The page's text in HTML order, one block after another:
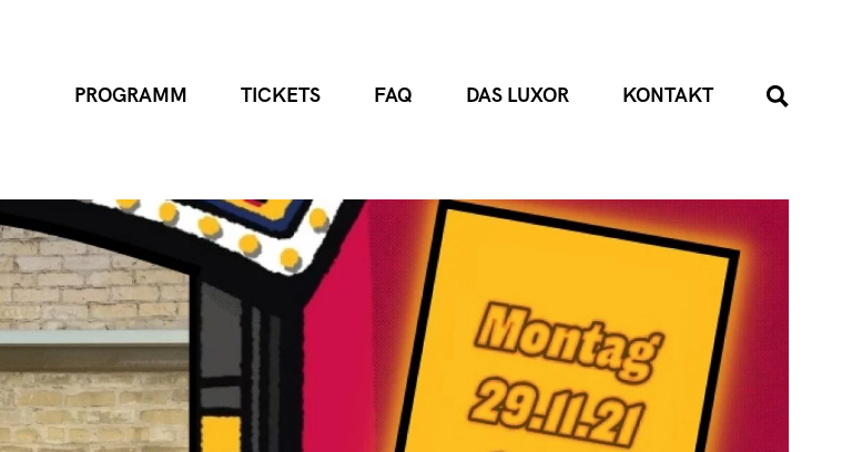
PROGRAMM TICKETS FAQ DAS LUXOR KONTAKT